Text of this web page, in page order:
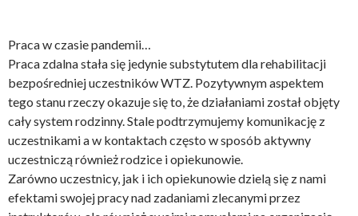
Praca w czasie pandemii…
Praca zdalna stała się jedynie substytutem dla rehabilitacji
bezpośredniej uczestników WTZ. Pozytywnym aspektem
tego stanu rzeczy okazuje się to, że działaniami został objęty
cały system rodzinny. Stale podtrzymujemy komunikację z
uczestnikami a w kontaktach często w sposób aktywny
uczestniczą również rodzice i opiekunowie.
Zarówno uczestnicy, jak i ich opiekunowie dzielą się z nami
efektami swojej pracy nad zadaniami zlecanymi przez